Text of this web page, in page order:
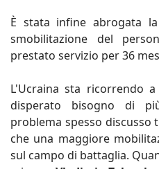
È stata infine abrogata
smobilitazione del
prestato servizio per 36
L'Ucraina sta ricorrendo
disperato bisogno di
problema spesso discusso
che una maggiore
sul campo di battaglia.